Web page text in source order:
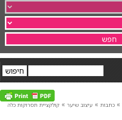
» כתבות » עיצוב שיער » קולקציית תסרוקות כלה